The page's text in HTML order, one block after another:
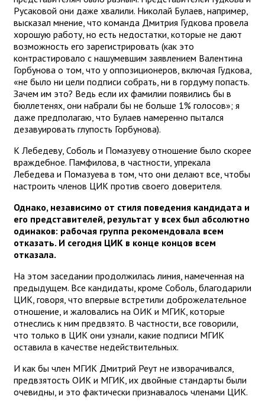
Русаковой они даже хвалили. Николай Булаев, например,
высказал мнение, что команда Дмитрия Гудкова провела
хорошую работу, но есть недостатки, которые не дают
возможность его зарегистрировать (как это
контрастировало с нашумевшим заявлением Валентина
Горбунова о том, что у оппозиционеров, включая Гудкова,
«не было ни цели подписи собрать, ни в гордуму попасть.
Зачем им это? Ведь если их фамилии появились бы в
бюллетенях, они набрали бы не больше 1% голосов»; я
даже предполагаю, что Булаев намеренно пытался
дезавуировать глупость Горбунова).
К Лебедеву, Соболь и Помазуеву отношение было скорее
враждебное. Памфилова, в частности, упрекала
Лебедева и Помазуева в том, что они делают все, чтобы
настроить членов ЦИК против своего доверителя.
Однако, независимо от стиля поведения кандидата и
его представителей, результат у всех был абсолютно
одинаков: рабочая группа рекомендовала всем
отказать. И сегодня ЦИК в конце концов всем
отказала.
На этом заседании продолжилась линия, намеченная на
предыдущем. Все кандидаты, кроме Соболь, благодарили
ЦИК, говоря, что впервые встретили доброжелательное
отношение, и жаловались на ОИК и МГИК, которые
отнеслись к ним предвзято. В частности, все говорили,
что только в ЦИК они узнали, какие подписи МГИК
оставила в качестве недействительных.
И как бы член МГИК Дмитрий Реут не изворачивался,
предвзятость ОИК и МГИК, их двойные стандарты были
очевидны, и это фактически признавалось членами ЦИК.